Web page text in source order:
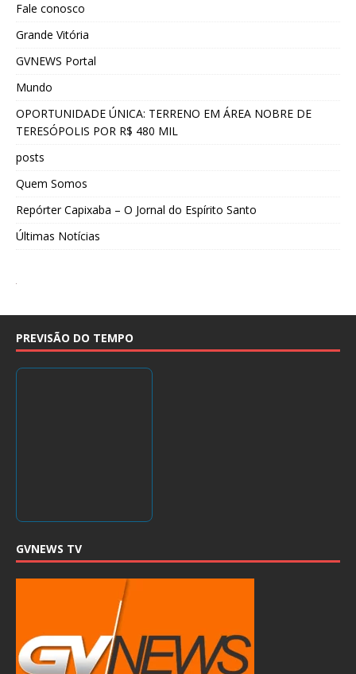
Fale conosco
Grande Vitória
GVNEWS Portal
Mundo
OPORTUNIDADE ÚNICA: TERRENO EM ÁREA NOBRE DE
TERESÓPOLIS POR R$ 480 MIL
posts
Quem Somos
Repórter Capixaba – O Jornal do Espírito Santo
Últimas Notícias
PREVISÃO DO TEMPO
GVNEWS TV